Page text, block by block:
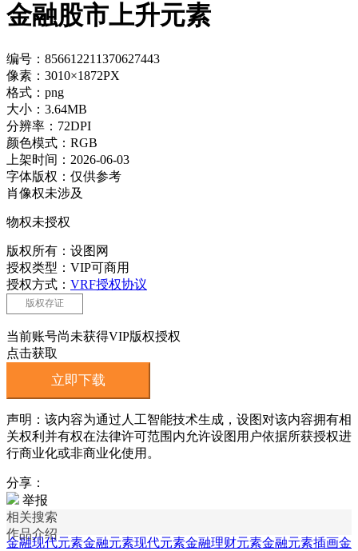
金融股市上升元素
编号：856612211370627443
像素：3010×1872PX
格式：png
大小：3.64MB
分辨率：72DPI
颜色模式：RGB
上架时间：2026-06-03
字体版权：仅供参考
肖像权未涉及
物权未授权
版权所有：设图网
授权类型：VIP可商用
授权方式： VRF授权协议
版权存证
当前账号尚未获得VIP版权授权
点击获取
立即下载
声明：该内容为通过人工智能技术生成，设图对该内容拥有相
关权利并有权在法律许可范围内允许设图用户依据所获授权进
行商业化或非商业化使用。
分享：
举报
相关搜索
作品介绍
金融现代元素金融元素现代元素金融理财元素金融元素插画金